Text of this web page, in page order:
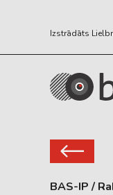
Izstrādāts
BAS-IP /